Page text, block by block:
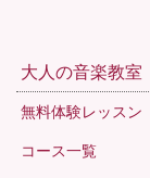
大人の音楽教室
無料体験レッスン
コース一覧